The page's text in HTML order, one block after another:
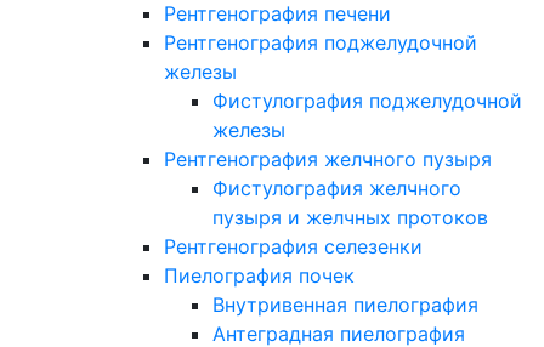
Рентгенография печени
Рентгенография поджелудочной
железы
Фистулография поджелудочной
железы
Рентгенография желчного пузыря
Фистулография желчного
пузыря и желчных протоков
Рентгенография селезенки
Пиелография почек
Внутривенная пиелография
Антеградная пиелография